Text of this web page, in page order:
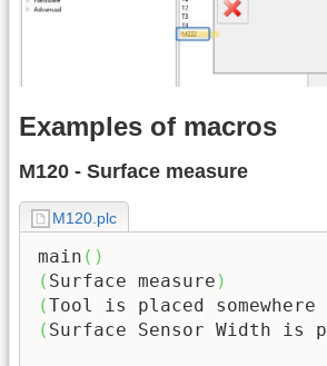
Examples of macros
M120 - Surface measure
M120.plc
main ( )
( Surface measure )
(Tool is placed
( Surface Sensor Width is